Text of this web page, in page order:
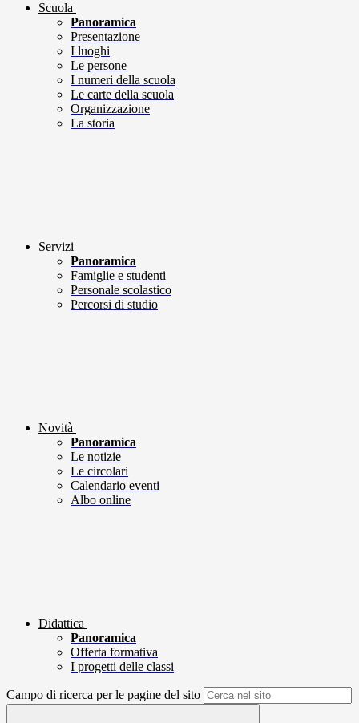
Scuola
Panoramica
Presentazione
I luoghi
Le persone
I numeri della scuola
Le carte della scuola
Organizzazione
La storia
Servizi
Panoramica
Famiglie e studenti
Personale scolastico
Percorsi di studio
Novità
Panoramica
Le notizie
Le circolari
Calendario eventi
Albo online
Didattica
Panoramica
Offerta formativa
I progetti delle classi
Campo di ricerca per le pagine del sito